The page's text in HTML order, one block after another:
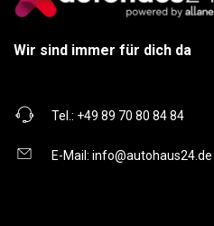
Wir sind immer für dich da
Tel.: +49 89 70 80 84 84
E-Mail: info@autohaus24.de